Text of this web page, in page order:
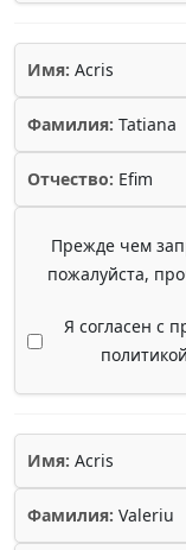
Имя: Acris
Фамилия: Tatiana
Отчество: Efim
Прежде чем
пожалуйста,
Я согласен с
Имя: Acris
Фамилия: Valeriu